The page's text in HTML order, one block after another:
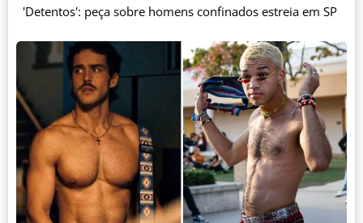
'Detentos': peça sobre homens confinados estreia em SP